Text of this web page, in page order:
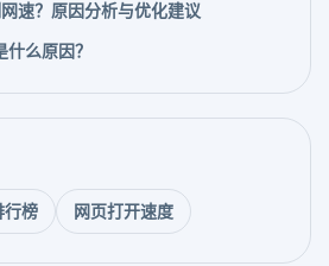
速？原因分析与优化建议
么原因？
行榜 网页打开速度